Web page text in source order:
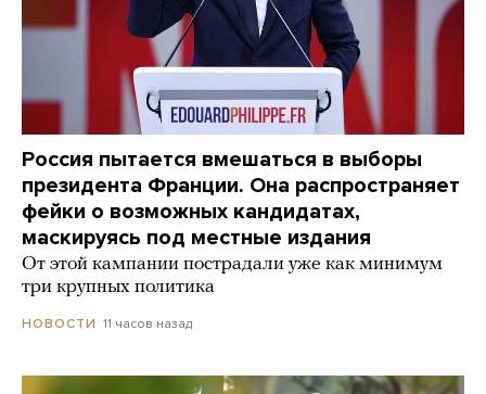
Россия пытается вмешаться в выборы
президента Франции. Она распространяет
фейки о возможных кандидатах,
маскируясь под местные издания
От этой кампании пострадали уже как минимум
три крупных политика
НОВОСТИ 11 часов назад